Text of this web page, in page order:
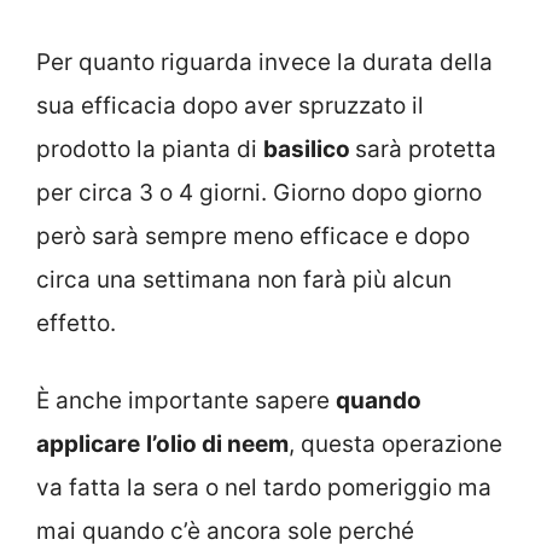
Per quanto riguarda invece la durata della
sua efficacia dopo aver spruzzato il
prodotto la pianta di basilico sarà protetta
per circa 3 o 4 giorni. Giorno dopo giorno
però sarà sempre meno efficace e dopo
circa una settimana non farà più alcun
effetto.
È anche importante sapere quando
applicare l’olio di neem, questa operazione
va fatta la sera o nel tardo pomeriggio ma
mai quando c’è ancora sole perché